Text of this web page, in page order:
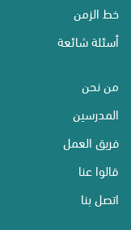
خط الزمن
أسئلة شائعة
من نحن
المدرسين
فريق العمل
قالوا عنا
اتصل بنا